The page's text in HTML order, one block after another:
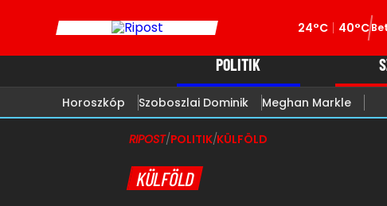
24°C 40°C
POLITIK
Horoszkóp Szoboszlai Dominik Meghan Markle
RIPOST/POLITIK/KÜLFÖLD
KÜLFÖLD